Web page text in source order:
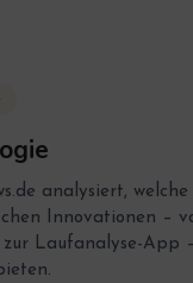
analysiert, welche
Innovationen –
zur Laufanalyse-App